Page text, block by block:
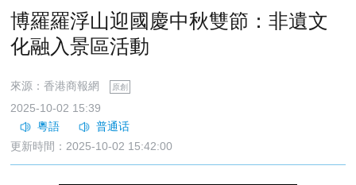
博羅羅浮山迎國慶中秋雙節：非遺文
化融入景區活動
來源：香港商報網 原創
2025-10-02 15:39
更新時間：2025-10-02 15:42:00